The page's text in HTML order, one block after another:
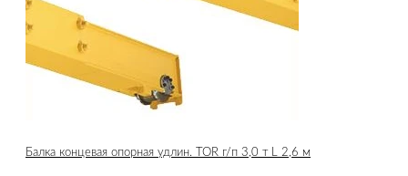
Балка концевая опорная удлин. TOR г/п 3,0 т L 2,6 м